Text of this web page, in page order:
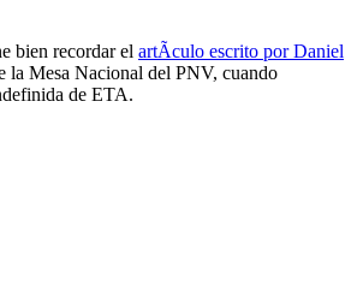
bien recordar el artÃ­culo escrito por Daniel
la Mesa Nacional del PNV, cuando
de ETA.